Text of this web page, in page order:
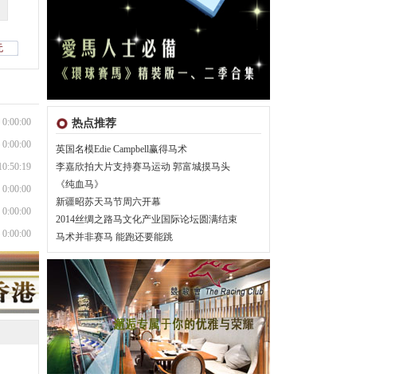
热点推荐
英国名模Edie Campbell赢得马术
李嘉欣拍大片支持赛马运动 郭富城摸马头
《纯血马》
新疆昭苏天马节周六开幕
2014丝绸之路马文化产业国际论坛圆满结束
马术并非赛马 能跑还要能跳